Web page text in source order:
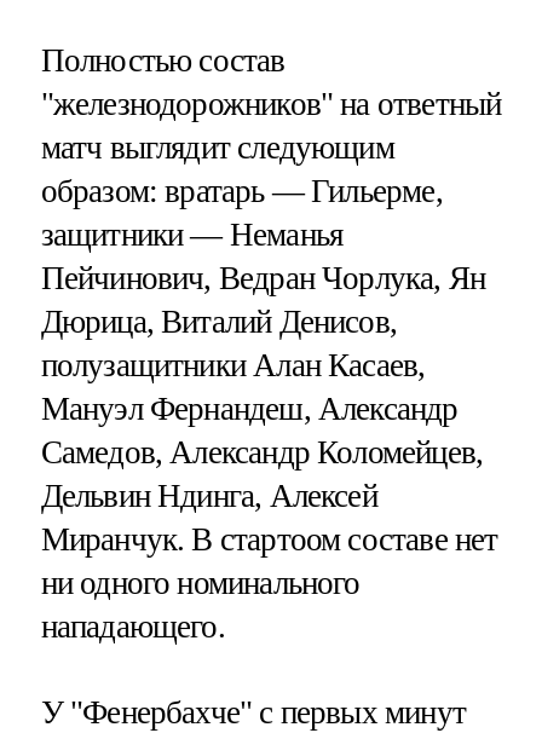
Полностью состав
"железнодорожников" на ответный
матч выглядит следующим
образом: вратарь — Гильерме,
защитники — Неманья
Пейчинович, Ведран Чорлука, Ян
Дюрица, Виталий Денисов,
полузащитники Алан Касаев,
Мануэл Фернандеш, Александр
Самедов, Александр Коломейцев,
Дельвин Ндинга, Алексей
Миранчук. В стартоом составе нет
ни одного номинального
нападающего.
У "Фенербахче" с первых минут